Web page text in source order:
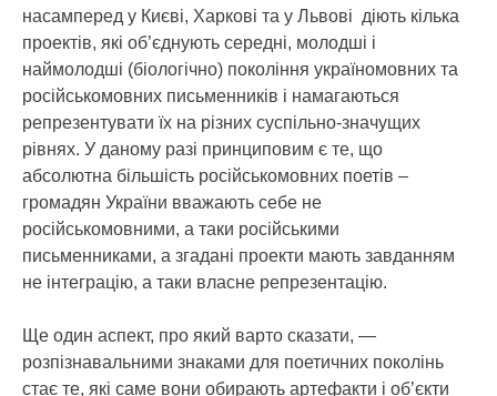
насамперед у Києві, Харкові та у Львові діють кілька
проектів, які об’єднують середні, молодші і
наймолодші (біологічно) покоління україномовних та
російськомовних письменників і намагаються
репрезентувати їх на різних суспільно-значущих
рівнях. У даному разі принциповим є те, що
абсолютна більшість російськомовних поетів –
громадян України вважають себе не
російськомовними, а таки російськими
письменниками, а згадані проекти мають завданням
не інтеграцію, а таки власне репрезентацію.
Ще один аспект, про який варто сказати, —
розпізнавальними знаками для поетичних поколінь
стає те, які саме вони обирають артефакти і об’єкти